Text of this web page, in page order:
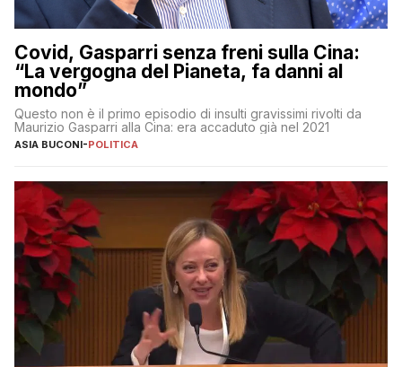
Covid, Gasparri senza freni sulla Cina:
“La vergogna del Pianeta, fa danni al
mondo”
Questo non è il primo episodio di insulti gravissimi rivolti da
Maurizio Gasparri alla Cina: era accaduto già nel 2021
ASIA BUCONI-POLITICA